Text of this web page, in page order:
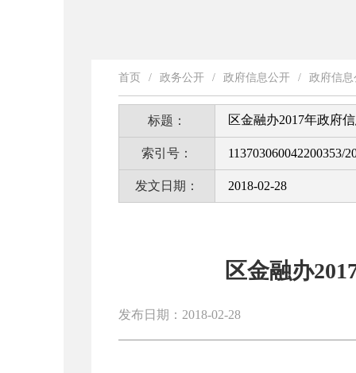
首页 / 政务公开 / 政府信息公开 / 政府信
标题： 区金融办2017年政府
索引号： 113703060042200353/
发文日期： 2018-02-28
区金融办
发布日期：2018-02-28